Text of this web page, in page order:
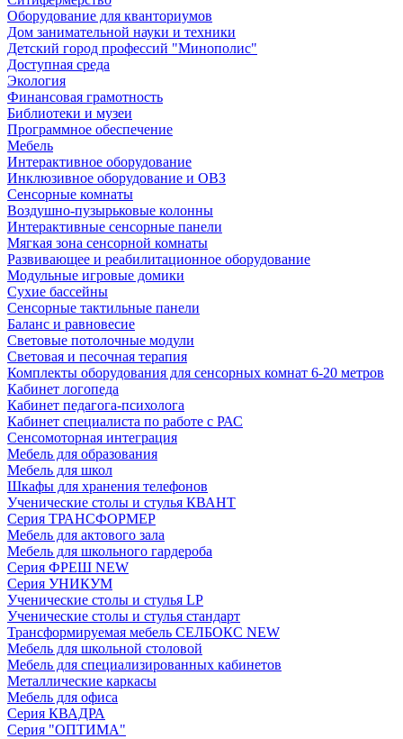
Оборудование для кванториумов
Дом занимательной науки и техники
Детский город профессий "Минополис"
Доступная среда
Экология
Финансовая грамотность
Библиотеки и музеи
Программное обеспечение
Мебель
Интерактивное оборудование
Инклюзивное оборудование и ОВЗ
Cенсорные комнаты
Воздушно-пузырьковые колонны
Интерактивные сенсорные панели
Мягкая зона сенсорной комнаты
Развивающее и реабилитационное оборудование
Модульные игровые домики
Сухие бассейны
Сенсорные тактильные панели
Баланс и равновесие
Световые потолочные модули
Световая и песочная терапия
Комплекты оборудования для сенсорных комнат 6-20 метров
Кабинет логопеда
Кабинет педагога-психолога
Кабинет специалиста по работе с РАС
Сенсомоторная интеграция
Мебель для образования
Мебель для школ
Шкафы для хранения телефонов
Ученические столы и стулья КВАНТ
Серия ТРАНСФОРМЕР
Мебель для актового зала
Мебель для школьного гардероба
Серия ФРЕШ NEW
Серия УНИКУМ
Ученические столы и стулья LP
Ученические столы и стулья стандарт
Трансформируемая мебель СЕЛБОКС NEW
Мебель для школьной столовой
Мебель для специализированных кабинетов
Металлические каркасы
Мебель для офиса
Серия КВАДРА
Серия "ОПТИМА"